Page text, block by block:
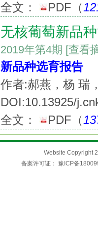
全文：
PDF （
无核葡萄新品种
2019年第4期 [查看
新品种选育报告
作者:郝燕，杨 瑞
DOI:10.13925/
全文：
PDF （
Website Copyright
备案许可证： 豫ICP备